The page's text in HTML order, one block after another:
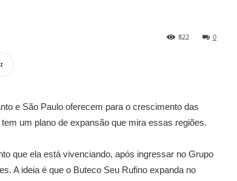
0
822
e São Paulo oferecem para o crescimento das
tem um plano de expansão que mira essas regiões.
que ela está vivenciando, após ingressar no Grupo
A ideia é que o Buteco Seu Rufino expanda no